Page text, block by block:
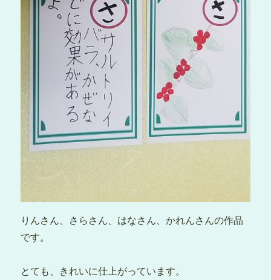
りんさん、さらさん、はなさん、かれんさんの作品
です。
とても、きれいに仕上がっています。